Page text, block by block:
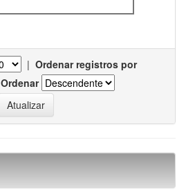
| Ordenar registros por
Ordenar